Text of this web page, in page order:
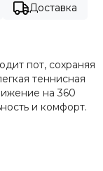
Доставка
пот, сохраняя
теннисная
на 360
и комфорт.